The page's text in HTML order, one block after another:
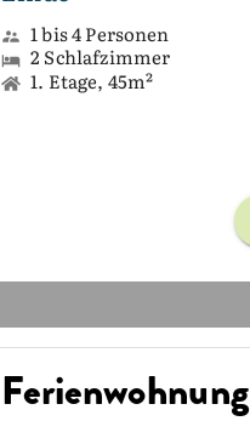
1 bis 4 Personen
2 Schlafzimmer
1. Etage, 45m²
Ferienwohnung